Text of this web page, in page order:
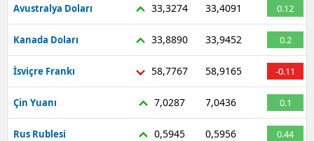
Avustralya Doları 33,3274 33,4091 0.12
Kanada Doları 33,8890 33,9452 0.2
İsviçre Frankı 58,7767 58,9165 -0.11
Çin Yuanı 7,0287 7,0436 0.1
Rus Rublesi 0,5945 0,5956 0.44